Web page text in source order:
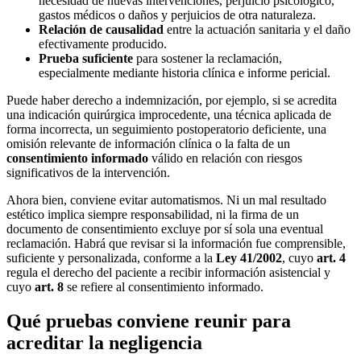
gastos médicos o daños y perjuicios de otra naturaleza.
Relación de causalidad entre la actuación sanitaria y el daño
efectivamente producido.
Prueba suficiente para sostener la reclamación,
especialmente mediante historia clínica e informe pericial.
Puede haber derecho a indemnización, por ejemplo, si se acredita
una indicación quirúrgica improcedente, una técnica aplicada de
forma incorrecta, un seguimiento postoperatorio deficiente, una
omisión relevante de información clínica o la falta de un
consentimiento informado válido en relación con riesgos
significativos de la intervención.
Ahora bien, conviene evitar automatismos. Ni un mal resultado
estético implica siempre responsabilidad, ni la firma de un
documento de consentimiento excluye por sí sola una eventual
reclamación. Habrá que revisar si la información fue comprensible,
suficiente y personalizada, conforme a la Ley 41/2002, cuyo art. 4
regula el derecho del paciente a recibir información asistencial y
cuyo art. 8 se refiere al consentimiento informado.
Qué pruebas conviene reunir para
acreditar la negligencia